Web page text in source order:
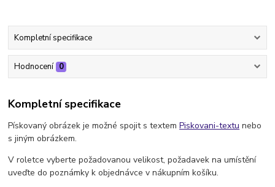
Kompletní specifikace
Hodnocení 0
Kompletní specifikace
Pískovaný obrázek je možné spojit s textemPiskovani-textu nebo
s jiným obrázkem.
V roletce vyberte požadovanou velikost, požadavek na umístění
uveďte do poznámky k objednávce v nákupním košíku.